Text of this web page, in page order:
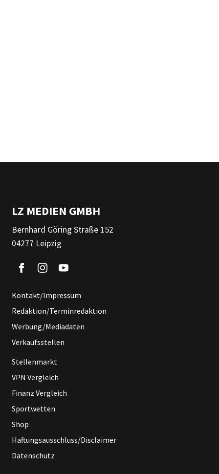
LZ MEDIEN GMBH
Bernhard Göring Straße 152
04277 Leipzig
Kontakt/Impressum
Redaktion/Terminredaktion
Werbung/Mediadaten
Verkaufsstellen
Stellenmarkt
VPN Vergleich
Finanz Vergleich
Sportwetten
Shop
Haftungsausschluss/Disclaimer
Datenschutz